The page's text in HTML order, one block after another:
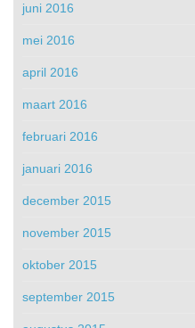
juni 2016
mei 2016
april 2016
maart 2016
februari 2016
januari 2016
december 2015
november 2015
oktober 2015
september 2015